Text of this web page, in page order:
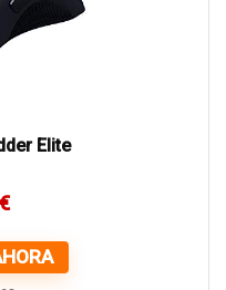
Elite
€